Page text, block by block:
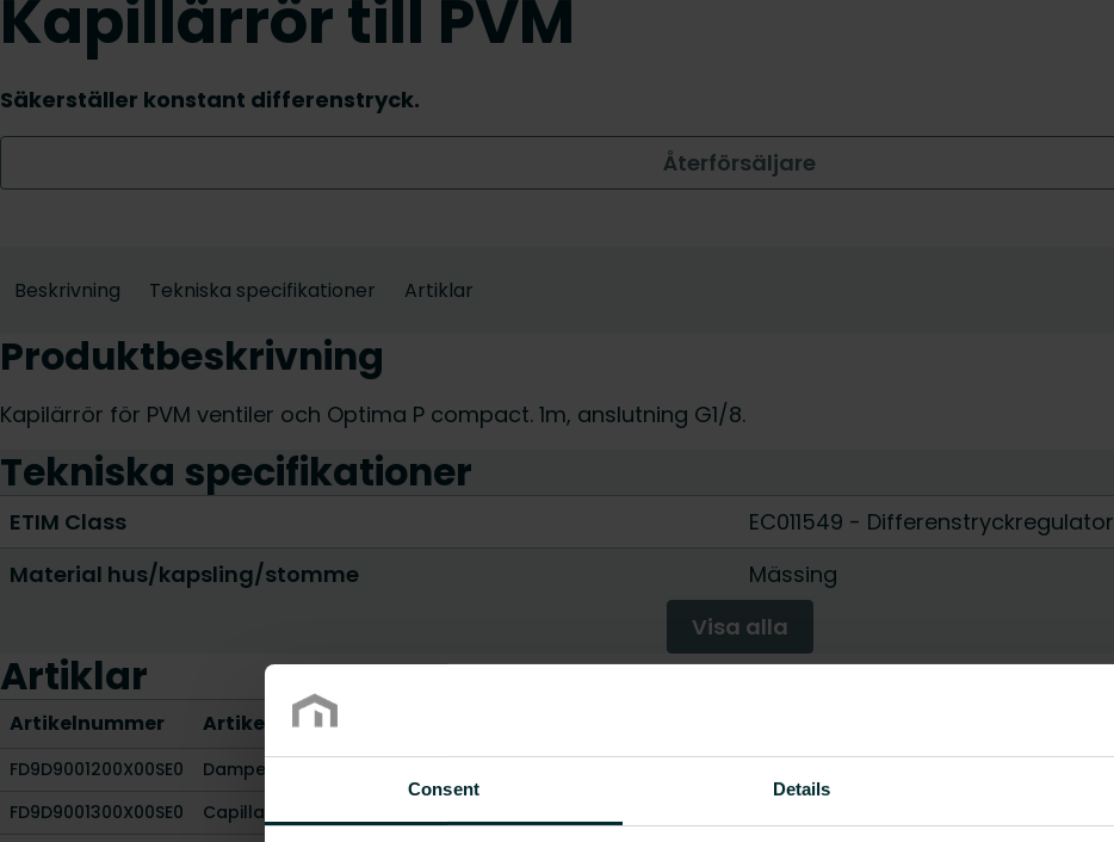
Consent Details
Kapillärrör till PVM
Säkerställer konstant differenstryck.
Återförsäljare
Beskrivning Tekniska specifikationer Artiklar
Produktbeskrivning
Kapilärrör för PVM ventiler och Optima P compact. 1m, anslutning G1/8.
Tekniska specifikationer
ETIM Class
EC011549 - Differenstryckregulator
Material hus/kapsling/stomme
Mässing
Visa alla
Artiklar
Artikelnummer Artikelbeskrivning
FD9D9001200X00SE0 Damped capillary tube for extreme pressure fluctations ø3mm x 1000 mm
FD9D9001300X00SE0
Capillary tube ø3mm x 2000 mm